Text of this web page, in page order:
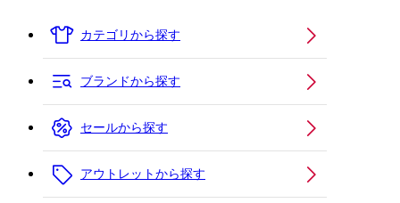
カテゴリから探す
ブランドから探す
セールから探す
アウトレットから探す